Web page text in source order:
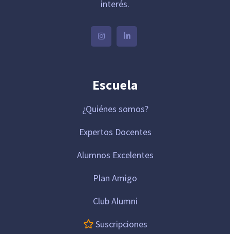
interés.
Escuela
¿Quiénes somos?
Expertos Docentes
Alumnos Excelentes
Plan Amigo
Club Alumni
Suscripciones